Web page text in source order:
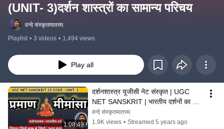
(UNIT- 3)दर्शन शास्त्रों का सामान्य परिचय
वन्दे संस्कृतमातरम्
Playlist • 3 videos • 1,494 views
Play all
1:08:49
दर्शनशास्त्र यूजीसी नेट संस्कृत | UGC
NET SANSKRIT | भारतीय दर्शनों का
सामान्य परिचय- प्रमाण मीमांसा
वन्दे संस्कृतमातरम्
1.9K views • Streamed 5 years ago